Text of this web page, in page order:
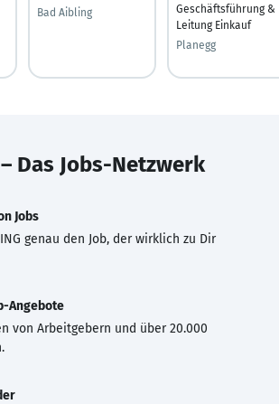
Bad Aibling
Geschäftsführung &
Leitung Einkauf
Planegg
– Das Jobs-Netzwerk
Jobs
genau den Job, der wirklich zu Dir
Angebote
von Arbeitgebern und über 20.000